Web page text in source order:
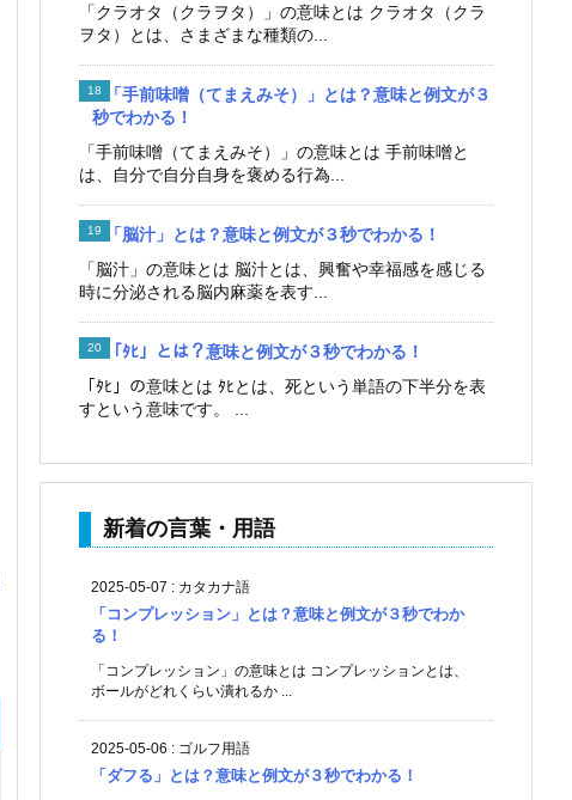
「クラオタ（クラヲタ）」の意味とは クラオタ（クラ
ヲタ）とは、さまざまな種類の...
「手前味噌（てまえみそ）」とは？意味と例文が３
秒でわかる！
「手前味噌（てまえみそ）」の意味とは 手前味噌と
は、自分で自分自身を褒める行為...
「脳汁」とは？意味と例文が３秒でわかる！
「脳汁」の意味とは 脳汁とは、興奮や幸福感を感じる
時に分泌される脳内麻薬を表す...
「ﾀﾋ」とは？意味と例文が３秒でわかる！
「ﾀﾋ」の意味とは ﾀﾋとは、死という単語の下半分を表
すという意味です。 ...
新着の言葉・用語
2025-05-07 : カタカナ語
「コンプレッション」とは？意味と例文が３秒でわか
る！
「コンプレッション」の意味とは コンプレッションとは、
ボールがどれくらい潰れるか ...
2025-05-06 : ゴルフ用語
「ダフる」とは？意味と例文が３秒でわかる！